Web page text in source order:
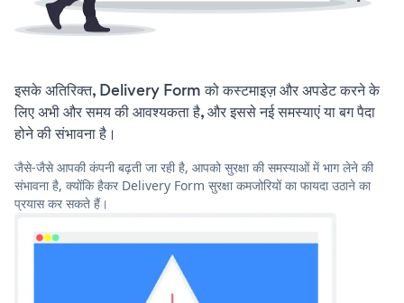
इसके अतिरिक्त, Delivery Form को कस्टमाइज़ और अपडेट करने के
लिए अभी और समय की आवश्यकता है, और इससे नई समस्याएं या बग पैदा
होने की संभावना है।
जैसे-जैसे आपकी कंपनी बढ़ती जा रही है, आपको सुरक्षा की समस्याओं में भाग लेने की
संभावना है, क्योंकि हैकर Delivery Form सुरक्षा कमजोरियों का फायदा उठाने का
प्रयास कर सकते हैं।